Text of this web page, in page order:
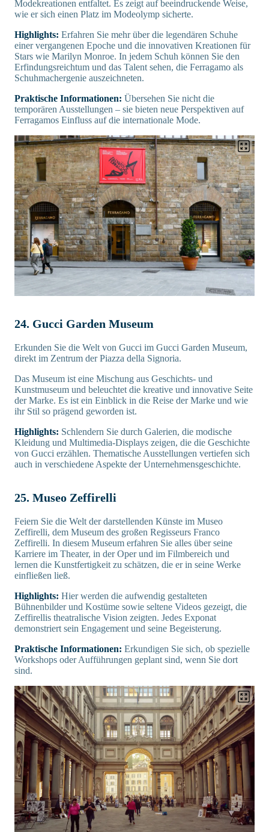
Modekreationen entfaltet. Es zeigt auf beeindruckende Weise,
wie er sich einen Platz im Modeolymp sicherte.
Highlights: Erfahren Sie mehr über die legendären Schuhe
einer vergangenen Epoche und die innovativen Kreationen für
Stars wie Marilyn Monroe. In jedem Schuh können Sie den
Erfindungsreichtum und das Talent sehen, die Ferragamo als
Schuhmachergenie auszeichneten.
Praktische Informationen: Übersehen Sie nicht die
temporären Ausstellungen – sie bieten neue Perspektiven auf
Ferragamos Einfluss auf die internationale Mode.
24. Gucci Garden Museum
Erkunden Sie die Welt von Gucci im Gucci Garden Museum,
direkt im Zentrum der Piazza della Signoria.
Das Museum ist eine Mischung aus Geschichts- und
Kunstmuseum und beleuchtet die kreative und innovative Seite
der Marke. Es ist ein Einblick in die Reise der Marke und wie
ihr Stil so prägend geworden ist.
Highlights: Schlendern Sie durch Galerien, die modische
Kleidung und Multimedia-Displays zeigen, die die Geschichte
von Gucci erzählen. Thematische Ausstellungen vertiefen sich
auch in verschiedene Aspekte der Unternehmensgeschichte.
25. Museo Zeffirelli
Feiern Sie die Welt der darstellenden Künste im Museo
Zeffirelli, dem Museum des großen Regisseurs Franco
Zeffirelli. In diesem Museum erfahren Sie alles über seine
Karriere im Theater, in der Oper und im Filmbereich und
lernen die Kunstfertigkeit zu schätzen, die er in seine Werke
einfließen ließ.
Highlights: Hier werden die aufwendig gestalteten
Bühnenbilder und Kostüme sowie seltene Videos gezeigt, die
Zeffirellis theatralische Vision zeigten. Jedes Exponat
demonstriert sein Engagement und seine Begeisterung.
Praktische Informationen: Erkundigen Sie sich, ob spezielle
Workshops oder Aufführungen geplant sind, wenn Sie dort
sind.